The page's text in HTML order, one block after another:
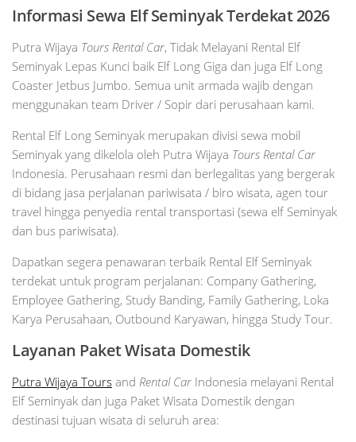
Informasi Sewa ElfSeminyakTerdekat 2026
Putra Wijaya Tours Rental Car, Tidak Melayani Rental Elf
Seminyak Lepas Kunci baik Elf Long Giga dan juga Elf Long
Coaster Jetbus Jumbo. Semua unit armada wajib dengan
menggunakan team Driver / Sopir dari perusahaan kami.
Rental Elf Long Seminyak merupakan divisi sewa mobil
Seminyak yang dikelola oleh Putra Wijaya Tours Rental Car
Indonesia. Perusahaan resmi dan berlegalitas yang bergerak
di bidang jasa perjalanan pariwisata / biro wisata, agen tour
travel hingga penyedia rental transportasi (sewa elf Seminyak
dan bus pariwisata).
Dapatkan segera penawaran terbaik Rental Elf Seminyak
terdekat untuk program perjalanan: Company Gathering,
Employee Gathering, Study Banding, Family Gathering, Loka
Karya Perusahaan, Outbound Karyawan, hingga Study Tour.
Layanan Paket Wisata Domestik
Putra Wijaya Tours and Rental Car Indonesia melayani Rental
Elf Seminyak dan juga Paket Wisata Domestik dengan
destinasi tujuan wisata di seluruh area: